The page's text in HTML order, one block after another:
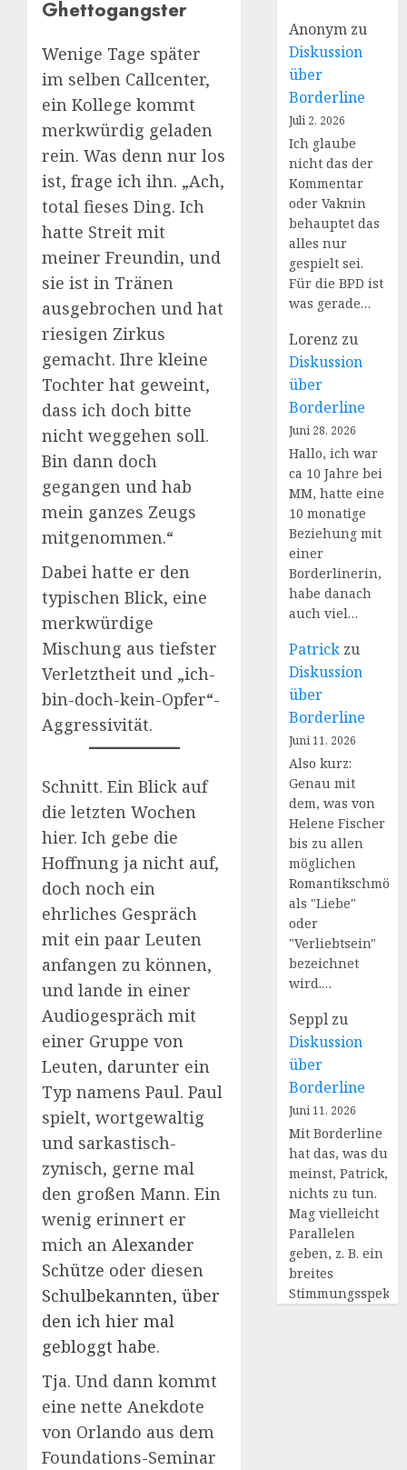
Ghettogangster
Wenige Tage später
im selben Callcenter,
ein Kollege kommt
merkwürdig geladen
rein. Was denn nur los
ist, frage ich ihn. „Ach,
total fieses Ding. Ich
hatte Streit mit
meiner Freundin, und
sie ist in Tränen
ausgebrochen und hat
riesigen Zirkus
gemacht. Ihre kleine
Tochter hat geweint,
dass ich doch bitte
nicht weggehen soll.
Bin dann doch
gegangen und hab
mein ganzes Zeugs
mitgenommen.“
Dabei hatte er den
typischen Blick, eine
merkwürdige
Mischung aus tiefster
Verletztheit und „ich-
bin-doch-kein-Opfer“-
Aggressivität.
Schnitt. Ein Blick auf
die letzten Wochen
hier. Ich gebe die
Hoffnung ja nicht auf,
doch noch ein
ehrliches Gespräch
mit ein paar Leuten
anfangen zu können,
und lande in einer
Audiogespräch mit
einer Gruppe von
Leuten, darunter ein
Typ namens Paul. Paul
spielt, wortgewaltig
und sarkastisch-
zynisch, gerne mal
den großen Mann. Ein
wenig erinnert er
mich an Alexander
Schütze oder diesen
Schulbekannten, über
den ich hier mal
gebloggt habe.
Tja. Und dann kommt
eine nette Anekdote
von Orlando aus dem
Foundations-Seminar
Anonym zu
Diskussion
über
Borderline
Juli 2, 2026
Ich glaube
nicht das der
Kommentar
oder Vaknin
behauptet das
alles nur
gespielt sei.
Für die BPD ist
was gerade…
Lorenz zu
Diskussion
über
Borderline
Juni 28, 2026
Hallo, ich war
ca 10 Jahre bei
MM, hatte eine
10 monatige
Beziehung mit
einer
Borderlinerin,
habe danach
auch viel…
Patrick zu
Diskussion
über
Borderline
Juni 11, 2026
Also kurz:
Genau mit
dem, was von
Helene Fischer
bis zu allen
möglichen
als "Liebe"
oder
"Verliebtsein"
bezeichnet
wird.…
Seppl zu
Diskussion
über
Borderline
Juni 11, 2026
Mit Borderline
hat das, was du
meinst, Patrick,
nichts zu tun.
Mag vielleicht
Parallelen
geben, z. B. ein
breites